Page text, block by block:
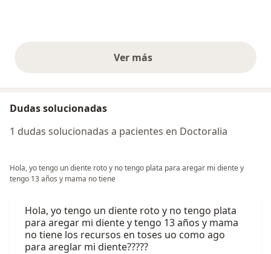
Ver másopiniones anteriores
Dudas solucionadas
1 dudas solucionadas a pacientes en Doctoralia
Hola, yo tengo un diente roto y no tengo plata para aregar mi diente y
tengo 13 años y mama no tiene
Hola, yo tengo un diente roto y no tengo plata
para aregar mi diente y tengo 13 años y mama
no tiene los recursos en toses uo como ago
para areglar mi diente?????